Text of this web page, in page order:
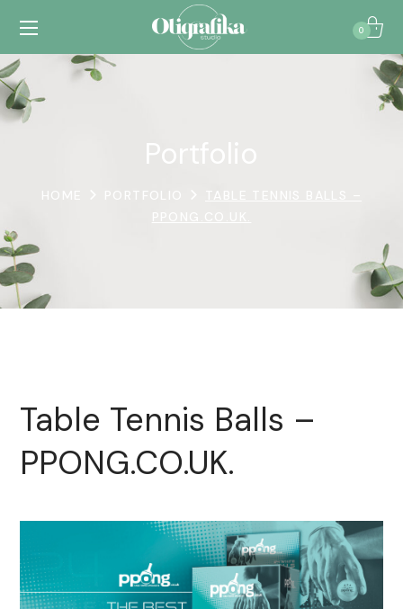
0
Portfolio
HOME PORTFOLIO
TABLE TENNIS BALLS –
PPONG.CO.UK.
Table Tennis Balls –
PPONG.CO.UK.